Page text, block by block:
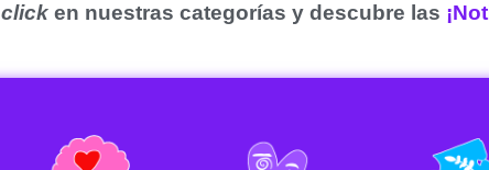
clicken nuestras categorías y descubre las